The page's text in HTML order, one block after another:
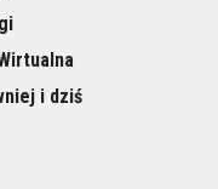
i dziś